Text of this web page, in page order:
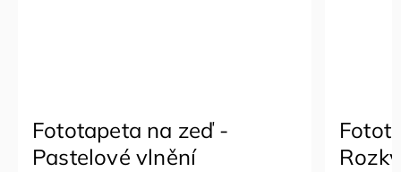
Fototapeta na zeď -
Pastelové vlnění